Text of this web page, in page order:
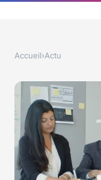
Accueil›Actu